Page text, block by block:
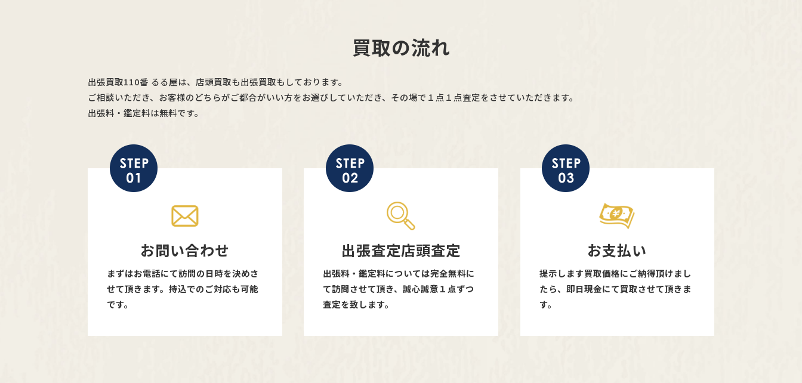
買取の流れ
出張買取110番 るる屋は、店頭買取も出張買取もしております。
ご相談いただき、お客様のどちらがご都合がいい方をお選びしていただき、その場で１点１点査定をさせていただきます。
出張料・鑑定料は無料です。
お問い合わせ
まずはお電話にて訪問の日時を決めさ
せて頂きます。持込でのご対応も可能
です。
出張査定店頭査定
出張料・鑑定料については完全無料に
て訪問させて頂き、誠心誠意１点ずつ
査定を致します。
お支払い
提示します買取価格にご納得頂けまし
たら、即日現金にて買取させて頂きま
す。